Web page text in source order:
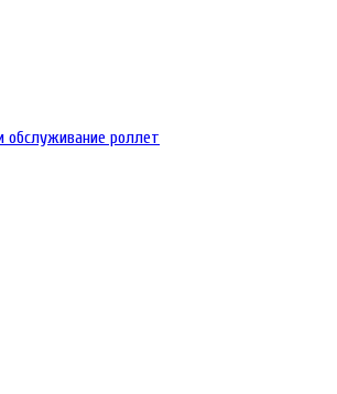
обслуживание роллет